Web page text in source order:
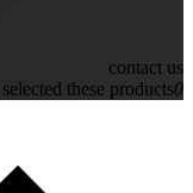
contact us
these products0